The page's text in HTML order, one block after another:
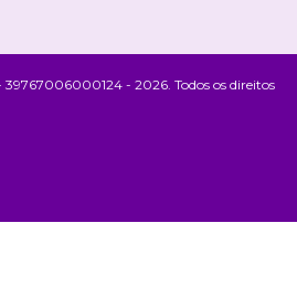
- 2026. Todos os direitos